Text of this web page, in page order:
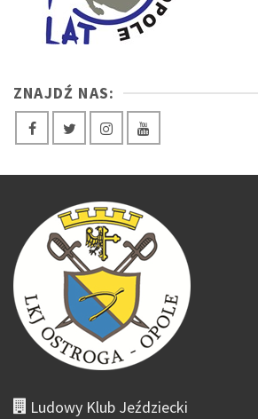
ZNAJDŹ NAS:
Ludowy Klub Jeździecki